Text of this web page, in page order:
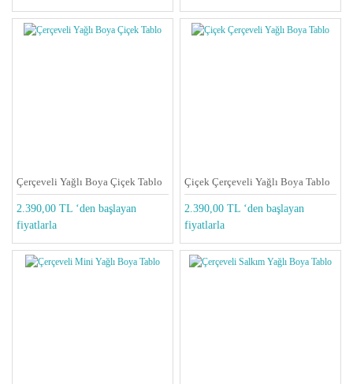
Çerçeveli Yağlı Boya Çiçek Tablo
2.390,00 TL ‘den başlayan
fiyatlarla
Çiçek Çerçeveli Yağlı Boya Tablo
2.390,00 TL ‘den başlayan
fiyatlarla